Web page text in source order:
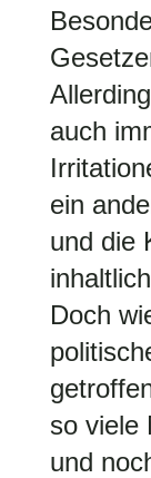
auch
ein
und die
Doch
so viele
und